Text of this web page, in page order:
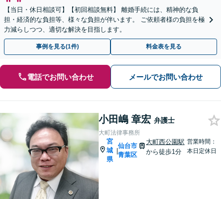
【当日・休日相談可】【初回相談無料】 離婚手続には、精神的な負
担・経済的な負担等、様々な負担が伴います。 ご依頼者様の負担を極
力減らしつつ、適切な解決を目指します。
事例を見る(1件) 料金表を見る
電話でお問い合わせ メールでお問い合わせ
小田嶋 章宏 弁護士
大町法律事務所
宮
城
県
|
仙台市
青葉区
大町西公園駅
から徒歩1分
営業時間：
本日定休日